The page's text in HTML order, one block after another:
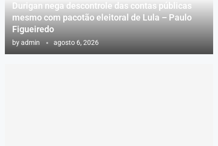
Durigan nega descontrole das contas públicas
mesmo com pacotão eleitoral de Lula – Paulo
Figueiredo
byadmin agosto 6, 2026